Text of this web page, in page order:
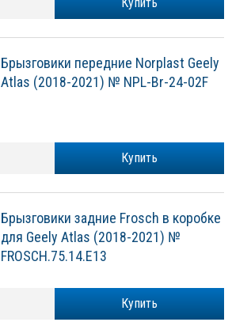
Купить
Брызговики передние Norplast Geely
Atlas (2018-2021) № NPL-Br-24-02F
Купить
Брызговики задние Frosch в коробке
для Geely Atlas (2018-2021) №
FROSCH.75.14.E13
Купить